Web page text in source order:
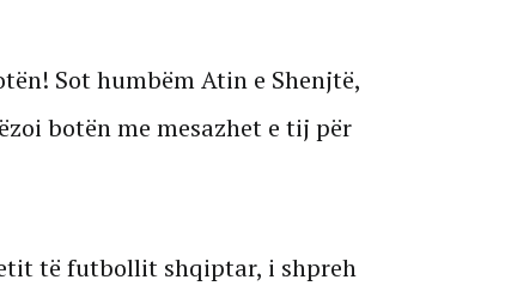
Sot humbëm Atin e Shenjtë,
botën me mesazhet e tij për
të futbollit shqiptar, i shpreh